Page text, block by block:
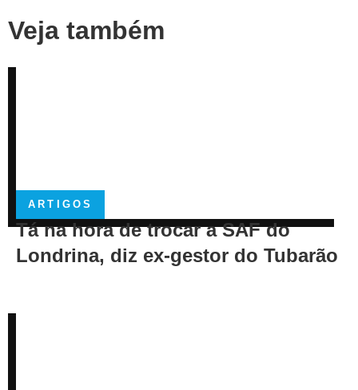
Veja também
ARTIGOS
Tá na hora de trocar a SAF do
Londrina, diz ex-gestor do Tubarão